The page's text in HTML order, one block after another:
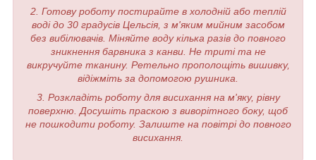
2. Готову роботу постирайте в холодній або теплій
воді до 30 градусів Цельсія, з м'яким мийним засобом
без вибілювачів. Міняйте воду кілька разів до повного
зникнення барвника з канви. Не триті та не
викручуйте тканину. Ретельно прополощіть вишивку,
відіжміть за допомогою рушника.
3. Розкладіть роботу для висихання на м'яку, рівну
поверхню. Досушіть праскою з виворітного боку, щоб
не пошкодити роботу. Залиште на повітрі до повного
висихання.